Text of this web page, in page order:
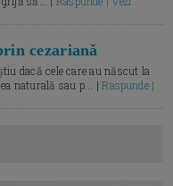
cezariană
dacă cele care au născut la
naturală sau p... |Raspunde |